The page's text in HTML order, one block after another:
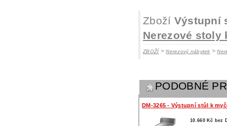
Zboží Výstupní
Nerezové stoly
ZBOŽÍ >Nerezový nábytek >
PODOBNÉ
DM-3265 - Výstupní stůl k
10.660 Kč bez